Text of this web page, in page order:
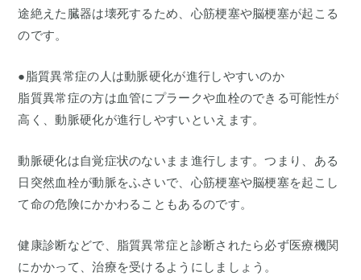
途絶えた臓器は壊死するため、心筋梗塞や脳梗塞が起こる
のです。
●脂質異常症の人は動脈硬化が進行しやすいのか
脂質異常症の方は血管にプラークや血栓のできる可能性が
高く、動脈硬化が進行しやすいといえます。
動脈硬化は自覚症状のないまま進行します。つまり、ある
日突然血栓が動脈をふさいで、心筋梗塞や脳梗塞を起こし
て命の危険にかかわることもあるのです。
健康診断などで、脂質異常症と診断されたら必ず医療機関
にかかって、治療を受けるようにしましょう。